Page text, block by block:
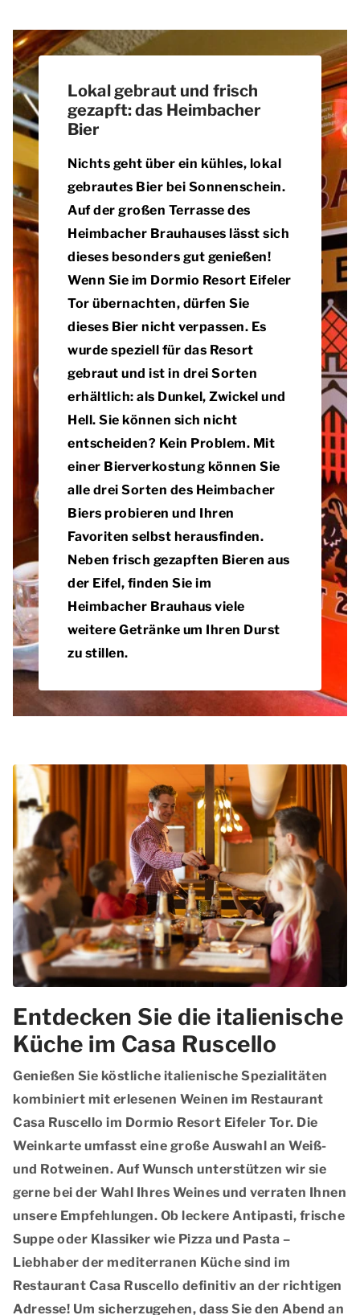
Lokal gebraut und frisch
gezapft: das Heimbacher
Bier
Nichts geht über ein kühles, lokal
gebrautes Bier bei Sonnenschein.
Auf der großen Terrasse des
Heimbacher Brauhauses lässt sich
dieses besonders gut genießen!
Wenn Sie im Dormio Resort Eifeler
Tor übernachten, dürfen Sie
dieses Bier nicht verpassen. Es
wurde speziell für das Resort
gebraut und ist in drei Sorten
erhältlich: als Dunkel, Zwickel und
Hell. Sie können sich nicht
entscheiden? Kein Problem. Mit
einer Bierverkostung können Sie
alle drei Sorten des Heimbacher
Biers probieren und Ihren
Favoriten selbst herausfinden.
Neben frisch gezapften Bieren aus
der Eifel, finden Sie im
Heimbacher Brauhaus viele
weitere Getränke um Ihren Durst
zu stillen.
Entdecken Sie die italienische
Küche im Casa Ruscello
Genießen Sie köstliche italienische Spezialitäten
kombiniert mit erlesenen Weinen im Restaurant
Casa Ruscello im Dormio Resort Eifeler Tor. Die
Weinkarte umfasst eine große Auswahl an Weiß-
und Rotweinen. Auf Wunsch unterstützen wir sie
gerne bei der Wahl Ihres Weines und verraten Ihnen
unsere Empfehlungen. Ob leckere Antipasti, frische
Suppe oder Klassiker wie Pizza und Pasta –
Liebhaber der mediterranen Küche sind im
Restaurant Casa Ruscello definitiv an der richtigen
Adresse! Um sicherzugehen, dass Sie den Abend an